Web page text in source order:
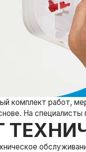
комплект работ,
На